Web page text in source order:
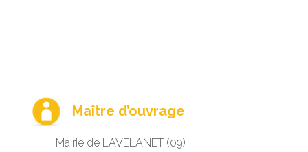
Maître d’ouvrage
Mairie de LAVELANET (09)